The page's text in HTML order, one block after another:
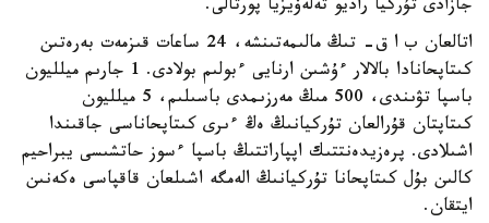
جازادى تۇركيا راديو تەلەۆيزيا پورتالى.
اتالعان ب ا ق- تىڭ مالىمەتىنشە، 24 ساعات قىزمەت بەرەتىن
كىتاپحانادا بالالار ءۇشىن ارنايى ءبولىم بولادى. 1 جارىم ميلليون
باسپا تۋىندى، 500 مىڭ مەرزىمدى باسىلىم، 5 ميلليون
كىتاپتان قۇرالعان تۇركيانىڭ ەڭ ءىرى كىتاپحاناسى جاقىندا
اشىلادى. پرەزيدەنتتىك اپپاراتتىڭ باسپا ءسوز حاتشىسى يبراحيم
كالىن بۇل كىتاپحانا تۇركيانىڭ الەمگە اشىلعان قاقپاسى ەكەنىن
ايتقان.